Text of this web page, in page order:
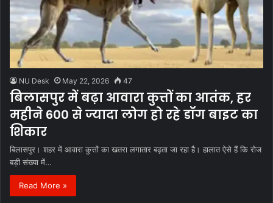
NU Desk May 22, 2026 47
बिलासपुर में बढ़ा आवारा कुत्तों का आतंक, हर
महीने 600 से ज्यादा लोग हो रहे डॉग बाइट का
शिकार
बिलासपुर। शहर में आवारा कुत्तों का खतरा लगातार बढ़ता जा रहा है। हालात ऐसे हैं कि रोज
बड़ी संख्या में…
Read More »